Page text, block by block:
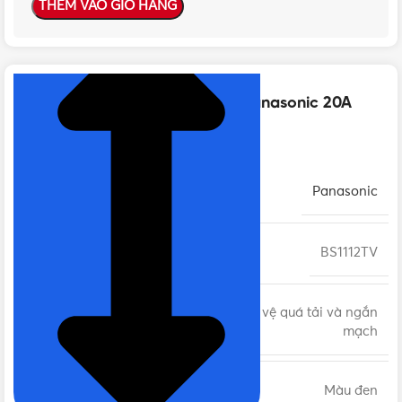
THÊM VÀO GIỎ HÀNG
Thông số kỹ thuật của CB cóc Panasonic 20A
BS1112TV 2P 1.5kA 240VAC
Panasonic
BS1112TV
DÒNG SẢN PHẨM
HB bảo vệ quá tải và ngắn
mạch
Màu đen
NHẤN ĐỂ XEM TIẾP (THU GỌN)